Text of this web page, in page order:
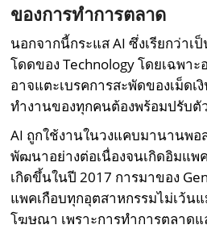
ของการทำการตลาด
นอกจากนี้กระแส AI ซึ่งเรียกว่าเ
โดดของ Technology โดยเฉพาะ
อาจแตะเบรคการสะพัดของเม็ด
ทำงานของทุกคนต้องพร้อมปรับตั
AI ถูกใช้งานในวงแคบมานานพอ
พัฒนาอย่างต่อเนื่องจนเกิดอิมแพ
เกิดขึ้นในปี 2017 การมาของ
แพคเกือบทุกอุตสาหกรรมไม่เว้น
โฆษณา เพราะการทำการตลาด